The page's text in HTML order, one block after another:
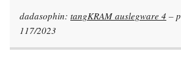
dadasophin: tangKRAM auslegware 4 –
117/2023